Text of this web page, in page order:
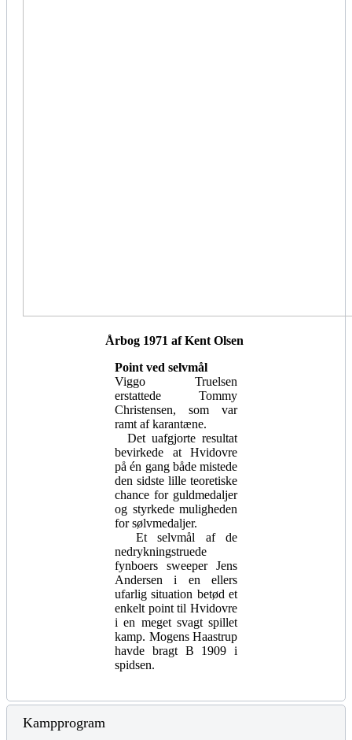
Årbog 1971 af Kent Olsen
Point ved selvmål
Viggo Truelsen
erstattede Tommy
Christensen, som var
ramt af karantæne.
Det uafgjorte resultat
bevirkede at Hvidovre
på én gang både mistede
den sidste lille teoretiske
chance for guldmedaljer
og styrkede muligheden
for sølvmedaljer.
Et selvmål af de
nedrykningstruede
fynboers sweeper Jens
Andersen i en ellers
ufarlig situation betød et
enkelt point til Hvidovre
i en meget svagt spillet
kamp. Mogens Haastrup
havde bragt B 1909 i
spidsen.
Kampprogram